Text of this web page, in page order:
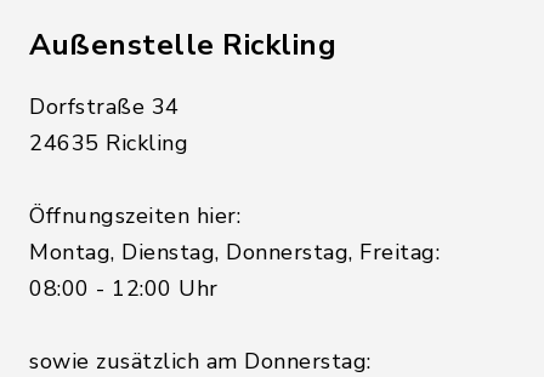
Außenstelle Rickling
Dorfstraße 34
24635 Rickling
Öffnungszeiten hier:
Montag, Dienstag, Donnerstag, Freitag:
08:00 - 12:00 Uhr
sowie zusätzlich am Donnerstag: